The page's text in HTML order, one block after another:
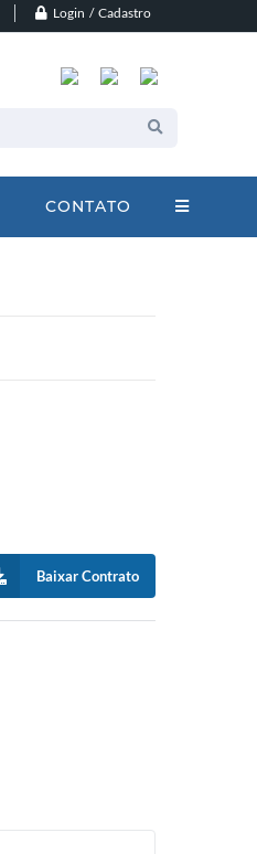
Login / Cadastro
CONTATO
Baixar Contrato